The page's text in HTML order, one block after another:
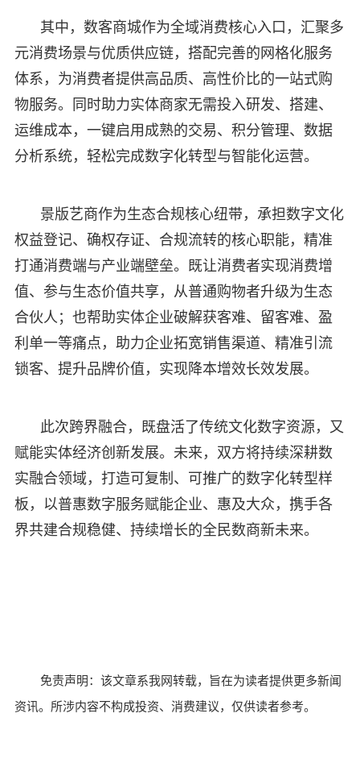
其中，数客商城作为全域消费核心入口，汇聚多
元消费场景与优质供应链，搭配完善的网格化服务
体系，为消费者提供高品质、高性价比的一站式购
物服务。同时助力实体商家无需投入研发、搭建、
运维成本，一键启用成熟的交易、积分管理、数据
分析系统，轻松完成数字化转型与智能化运营。
景版艺商作为生态合规核心纽带，承担数字文化
权益登记、确权存证、合规流转的核心职能，精准
打通消费端与产业端壁垒。既让消费者实现消费增
值、参与生态价值共享，从普通购物者升级为生态
合伙人；也帮助实体企业破解获客难、留客难、盈
利单一等痛点，助力企业拓宽销售渠道、精准引流
锁客、提升品牌价值，实现降本增效长效发展。
此次跨界融合，既盘活了传统文化数字资源，又
赋能实体经济创新发展。未来，双方将持续深耕数
实融合领域，打造可复制、可推广的数字化转型样
板，以普惠数字服务赋能企业、惠及大众，携手各
界共建合规稳健、持续增长的全民数商新未来。
免责声明：该文章系我网转载，旨在为读者提供更多新闻
资讯。所涉内容不构成投资、消费建议，仅供读者参考。